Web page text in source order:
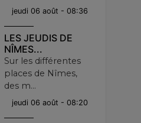
jeudi 06 août - 08:36
LES JEUDIS DE
NÎMES...
Sur les différentes
places de Nîmes,
des m...
jeudi 06 août - 08:20